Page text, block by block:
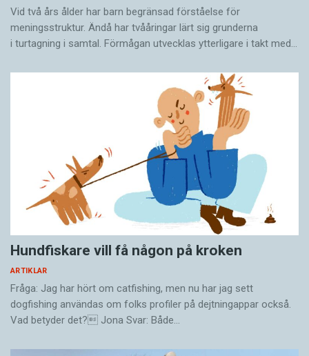
Vid två års ålder har barn begränsad förståelse för
meningsstruktur. Ändå har tvååringar lärt sig grunderna
i turtagning i samtal. Förmågan utvecklas ytterligare i takt med…
Hundfiskare vill få någon på kroken
ARTIKLAR
Fråga: Jag har hört om catfishing, men nu har jag sett
dogfishing användas om folks profiler på dejtningappar också.
Vad betyder det? Jona Svar: Både…